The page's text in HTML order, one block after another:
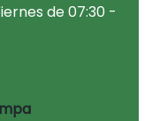
de 07:30 -